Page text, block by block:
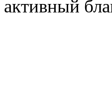
активный